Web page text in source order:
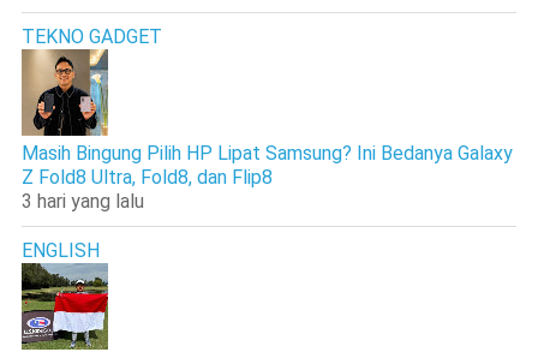
TEKNO GADGET
Masih Bingung Pilih HP Lipat Samsung? Ini Bedanya Galaxy
Z Fold8 Ultra, Fold8, dan Flip8
3 hari yang lalu
ENGLISH